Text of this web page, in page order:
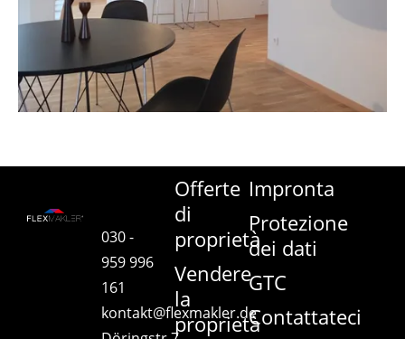
030 -
959 996
161
kontakt@flexmakler.de
Offerte
di
proprietà
Vendere
la
proprietà
Impronta
Protezione
dei dati
GTC
Contattateci